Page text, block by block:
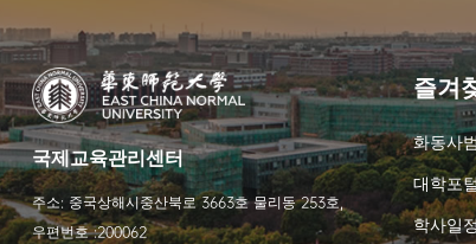
국제교육관리센터
주소: 중국상해시중산북로 3663호 물리동 253호,
우편번호 :200062
즐겨
화동사
대학포
학사일